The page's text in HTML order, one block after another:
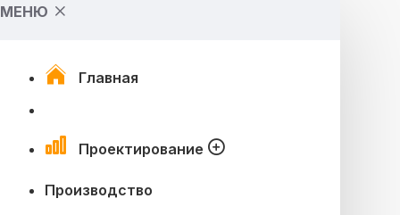
МЕНЮ
Главная
Проектирование
Производство